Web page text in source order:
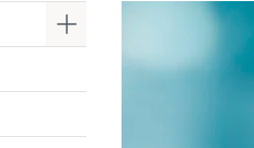
Visa/Göm undermeny